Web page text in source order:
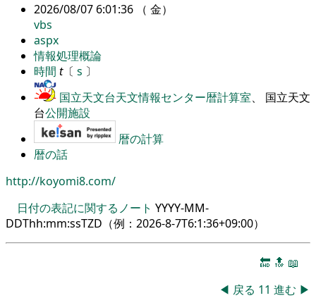
2026/08/07 6:01:36 （ 金）
vbs
aspx
情報処理概論
時間 t〔 s 〕
国立天文台天文情報センター暦計算室、 国立天文
台公開施設
暦の計算
暦の話
http://koyomi8.com/
日付の表記に関するノート YYYY-MM-
DDThh:mm:ssTZD（例： 2026-8-7T6:1:36+09:00）
🔚 🔝 📖
◀ 戻る 11 進む ▶